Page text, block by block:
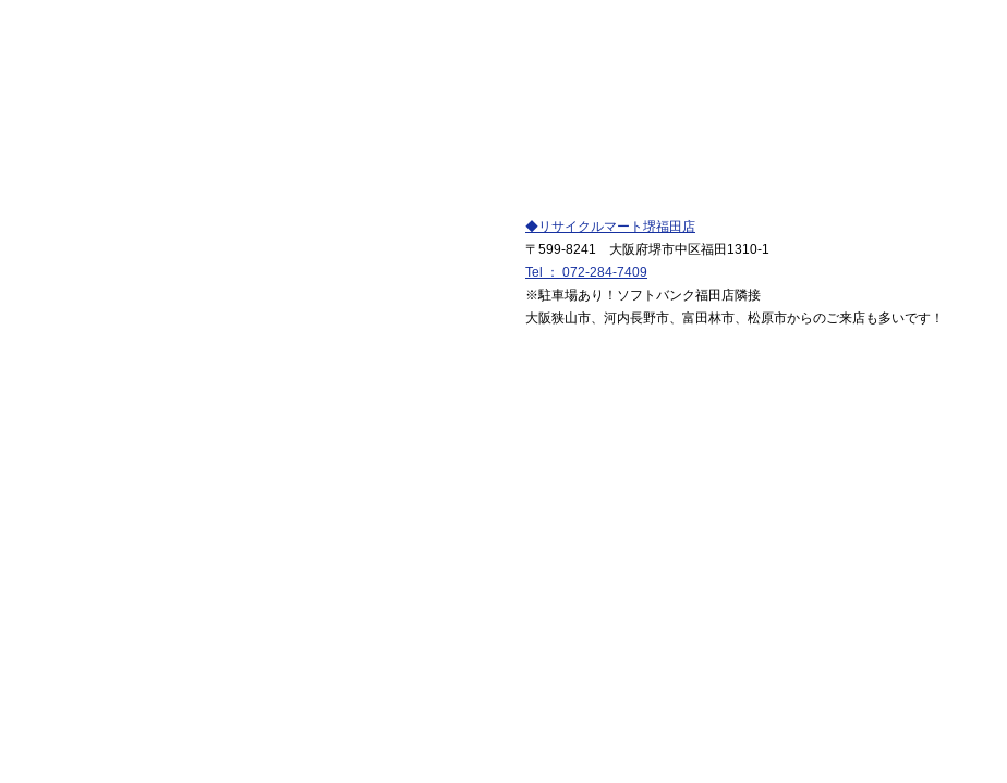
◆リサイクルマート堺福田店
〒599-8241 大阪府堺市中区福田1310-1
Tel ： 072-284-7409
※駐車場あり！ソフトバンク福田店隣接
大阪狭山市、河内長野市、富田林市、松原市からのご来店も多いです！